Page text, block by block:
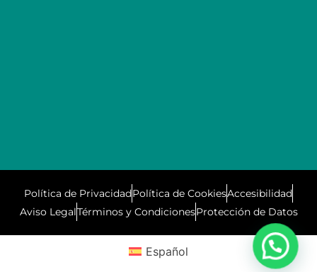
Política de PrivacidadPolítica de CookiesAccesibilidad
Aviso LegalTérminos y CondicionesProtección de Datos
Español